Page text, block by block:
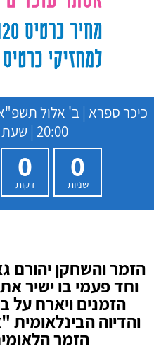
כיכר ספרא |ב' אלול
20:00 | שעת התחלה 21:00
0
שניות
0
דקות
הזמר והשחקן יהורם
וחד פעמי בו ישיר
הזמנים ויארח
והדיוה
הזמר